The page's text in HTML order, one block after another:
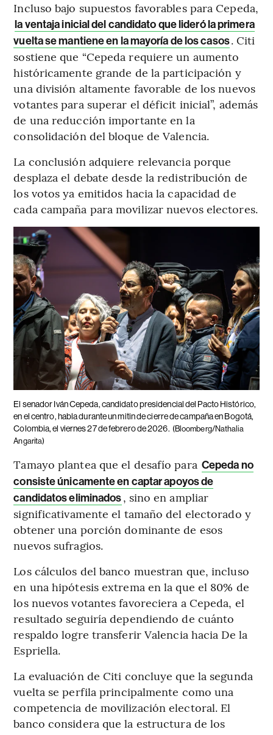
Incluso bajo supuestos favorables para Cepeda,
la ventaja inicial del candidato que lideró la primera
vuelta se mantiene en la mayoría de los casos. Citi
sostiene que “Cepeda requiere un aumento
históricamente grande de la participación y
una división altamente favorable de los nuevos
votantes para superar el déficit inicial”, además
de una reducción importante en la
consolidación del bloque de Valencia.
La conclusión adquiere relevancia porque
desplaza el debate desde la redistribución de
los votos ya emitidos hacia la capacidad de
cada campaña para movilizar nuevos electores.
El senador Iván Cepeda, candidato presidencial del Pacto Histórico,
en el centro, habla durante un mitin de cierre de campaña en Bogotá,
Colombia, el viernes 27 de febrero de 2026. (Bloomberg/Nathalia
Angarita)
Tamayo plantea que el desafío para Cepeda no
consiste únicamente en captar apoyos de
candidatos eliminados, sino en ampliar
significativamente el tamaño del electorado y
obtener una porción dominante de esos
nuevos sufragios.
Los cálculos del banco muestran que, incluso
en una hipótesis extrema en la que el 80% de
los nuevos votantes favoreciera a Cepeda, el
resultado seguiría dependiendo de cuánto
respaldo logre transferir Valencia hacia De la
Espriella.
La evaluación de Citi concluye que la segunda
vuelta se perfila principalmente como una
competencia de movilización electoral. El
banco considera que la estructura de los